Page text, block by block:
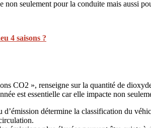
non seulement pour la conduite mais aussi
4 saisons ?
CO2 », renseigne sur la quantité de
est essentielle car elle impacte non
d’émission détermine la classification du